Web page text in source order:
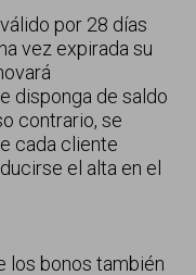
por 28 días
vez expirada su
disponga de saldo
contrario, se
cada cliente
el alta en el
los bonos también